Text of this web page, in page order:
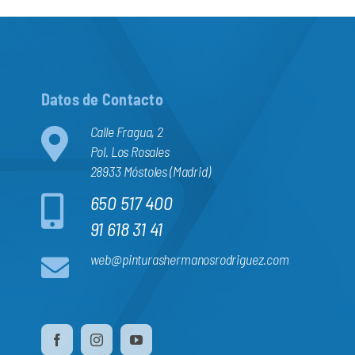
Datos de Contacto
Calle Fragua, 2
Pol. Los Rosales
28933 Móstoles (Madrid)
650 517 400
91 618 31 41
web@pinturashermanosrodriguez.com